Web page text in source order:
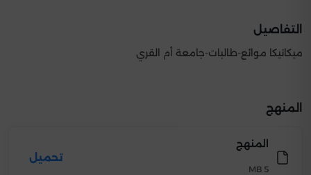
التفاصيل
ميكانيكا موائع-طالبات-جامعة أم القري
المنهج
المنهج
5 MB
تحميل